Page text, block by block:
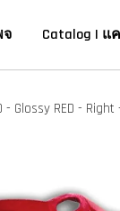
จ Catalog | แ
Glossy RED -